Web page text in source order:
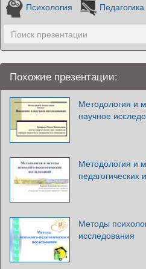
Психология Педагогика
Похожие презентации:
Методология и
научное
Методология и
педагогических
Методы
исследования